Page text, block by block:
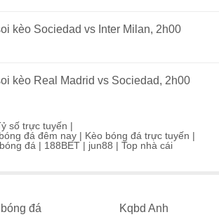
kèo Sociedad vs Inter Milan, 2h00
kèo Real Madrid vs Sociedad, 2h00
số trực tuyến |
đá đêm nay | Kèo bóng đá trực tuyến |
đá | 188BET | jun88 | Top nhà cái
đá Kqbd Anh